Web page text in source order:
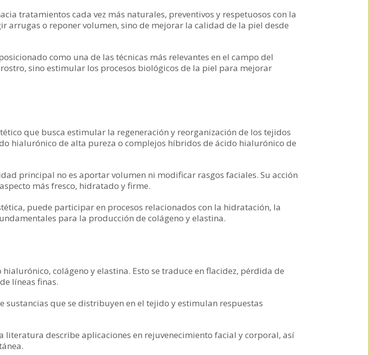
tratamientos cada vez más naturales, preventivos y respetuosos con la
arrugas o reponer volumen, sino de mejorar la calidad de la piel desde
como una de las técnicas más relevantes en el campo del
sino estimular los procesos biológicos de la piel para mejorar
que busca estimular la regeneración y reorganización de los tejidos
hialurónico de alta pureza o complejos híbridos de ácido hialurónico de
principal no es aportar volumen ni modificar rasgos faciales. Su acción
más fresco, hidratado y firme.
puede participar en procesos relacionados con la hidratación, la
para la producción de colágeno y elastina.
colágeno y elastina. Esto se traduce en flacidez, pérdida de
líneas finas.
que se distribuyen en el tejido y estimulan respuestas
literatura describe aplicaciones en rejuvenecimiento facial y corporal, así